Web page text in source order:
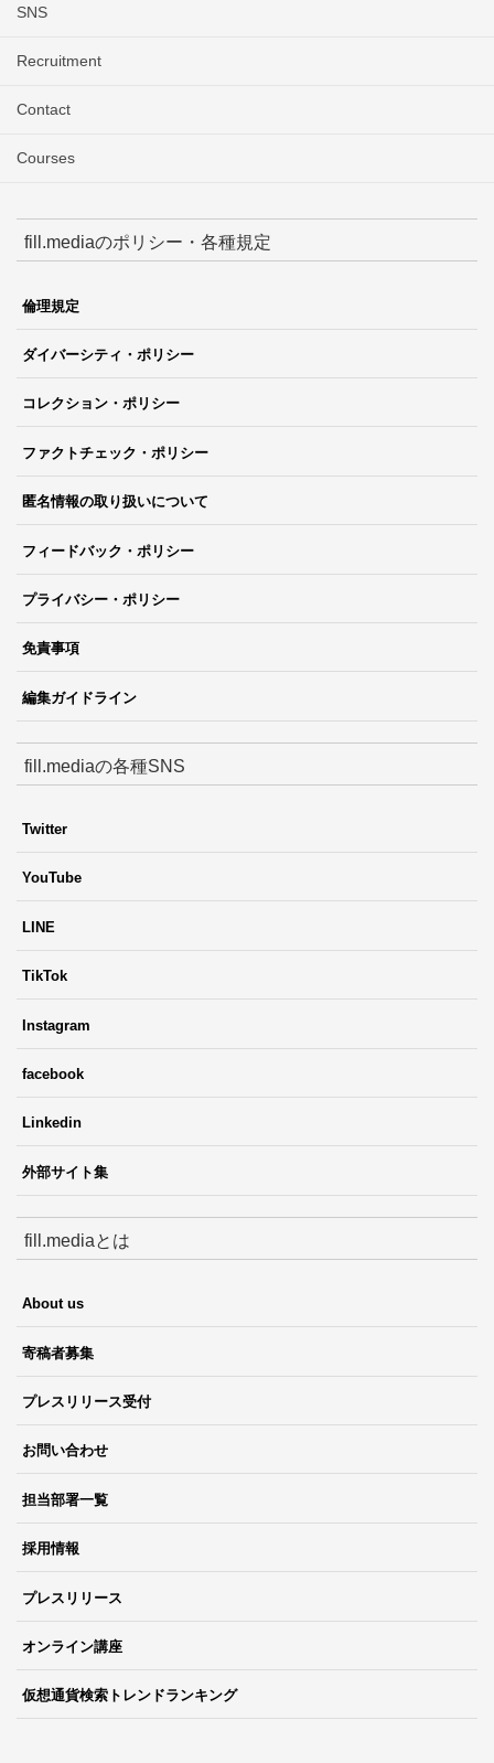
SNS
Recruitment
Contact
Courses
fill.mediaのポリシー・各種規定
倫理規定
ダイバーシティ・ポリシー
コレクション・ポリシー
ファクトチェック・ポリシー
匿名情報の取り扱いについて
フィードバック・ポリシー
プライバシー・ポリシー
免責事項
編集ガイドライン
fill.mediaの各種SNS
Twitter
YouTube
LINE
TikTok
Instagram
facebook
Linkedin
外部サイト集
fill.mediaとは
About us
寄稿者募集
プレスリリース受付
お問い合わせ
担当部署一覧
採用情報
プレスリリース
オンライン講座
仮想通貨検索トレンドランキング